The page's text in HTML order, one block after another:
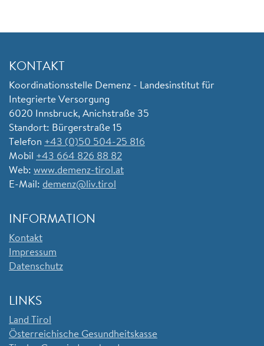
KONTAKT
Koordinationsstelle Demenz - Landesinstitut für
Integrierte Versorgung
6020 Innsbruck, Anichstraße 35
Standort: Bürgerstraße 15
Telefon +43 (0)50 504-25 816
Mobil +43 664 826 88 82
Web: www.demenz-tirol.at
E-Mail: demenz@liv.tirol
INFORMATION
Kontakt
Impressum
Datenschutz
LINKS
Land Tirol
Österreichische Gesundheitskasse